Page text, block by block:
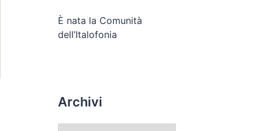
È nata la Comunità
dell’Italofonia
Archivi